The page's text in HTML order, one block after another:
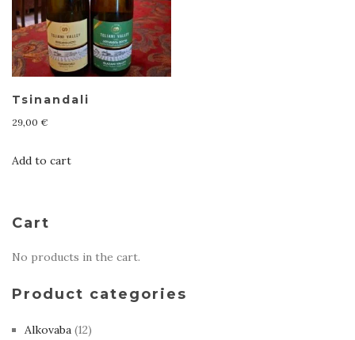
Tsinandali
29,00 €
Add to cart
Cart
No products in the cart.
Product categories
Alkovaba (12)